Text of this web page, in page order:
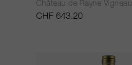
Château de Rayne Vigneau
CHF 643.20